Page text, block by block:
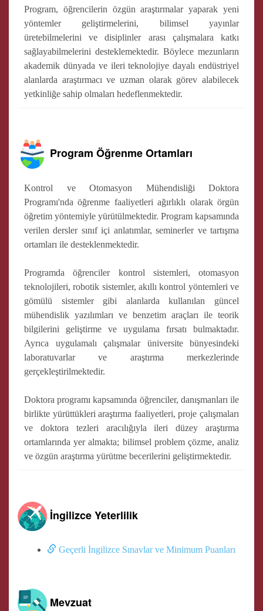
Program, öğrencilerin özgün araştırmalar yaparak yeni
yöntemler geliştirmelerini, bilimsel yayınlar
üretebilmelerini ve disiplinler arası çalışmalara katkı
sağlayabilmelerini desteklemektedir. Böylece mezunların
akademik dünyada ve ileri teknolojiye dayalı endüstriyel
alanlarda araştırmacı ve uzman olarak görev alabilecek
yetkinliğe sahip olmaları hedeflenmektedir.
Program Öğrenme Ortamları
Kontrol ve Otomasyon Mühendisliği Doktora
Programı'nda öğrenme faaliyetleri ağırlıklı olarak örgün
öğretim yöntemiyle yürütülmektedir. Program kapsamında
verilen dersler sınıf içi anlatımlar, seminerler ve tartışma
ortamları ile desteklenmektedir.
Programda öğrenciler kontrol sistemleri, otomasyon
teknolojileri, robotik sistemler, akıllı kontrol yöntemleri ve
gömülü sistemler gibi alanlarda kullanılan güncel
mühendislik yazılımları ve benzetim araçları ile teorik
bilgilerini geliştirme ve uygulama fırsatı bulmaktadır.
Ayrıca uygulamalı çalışmalar üniversite bünyesindeki
laboratuvarlar ve araştırma merkezlerinde
gerçekleştirilmektedir.
Doktora programı kapsamında öğrenciler, danışmanları ile
birlikte yürüttükleri araştırma faaliyetleri, proje çalışmaları
ve doktora tezleri aracılığıyla ileri düzey araştırma
ortamlarında yer almakta; bilimsel problem çözme, analiz
ve özgün araştırma yürütme becerilerini geliştirmektedir.
İngilizce Yeterlilik
Geçerli İngilizce Sınavlar ve Minimum Puanları
Mevzuat